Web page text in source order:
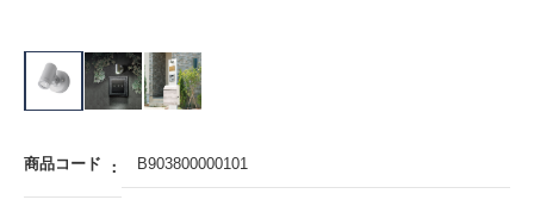
商品コード B903800000101